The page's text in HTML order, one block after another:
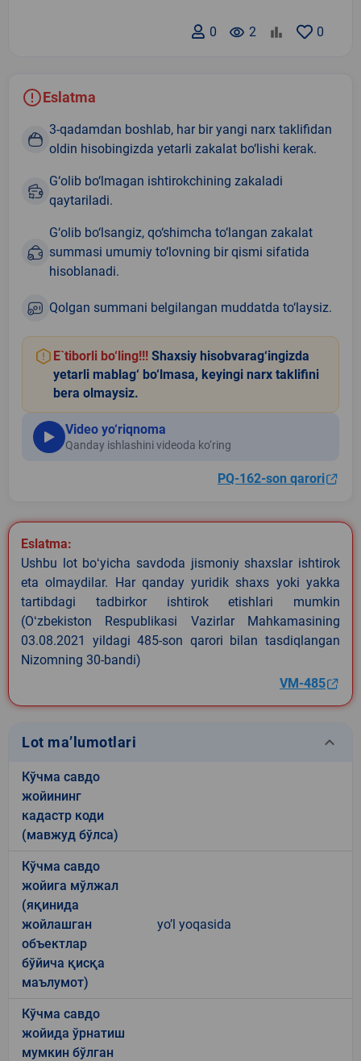
0
remove_red_eye 2
0
Eslatma
3-qadamdan boshlab, har bir yangi narx taklifidan
oldin hisobingizda yetarli zakalat bo‘lishi kerak.
G‘olib bo‘lmagan ishtirokchining zakaladi
qaytariladi.
G‘olib bo‘lsangiz, qo‘shimcha to‘langan zakalat
summasi umumiy to‘lovning bir qismi sifatida
hisoblanadi.
Qolgan summani belgilangan muddatda to‘laysiz.
E`tiborli bo‘ling!!! Shaxsiy hisobvarag‘ingizda
yetarli mablag‘ bo‘lmasa, keyingi narx taklifini
bera olmaysiz.
Video yo‘riqnoma
Qanday ishlashini videoda ko‘ring
PQ-162-son qarori
Eslatma:
Ushbu lot boʻyicha savdoda jismoniy shaxslar ishtirok
eta olmaydilar. Har qanday yuridik shaxs yoki yakka
tartibdagi tadbirkor ishtirok etishlari mumkin
(Oʻzbekiston Respublikasi Vazirlar Mahkamasining
03.08.2021 yildagi 485-son qarori bilan tasdiqlangan
Nizomning 30-bandi)
VM-485
Lot ma’lumotlari keyboard_arrow_down
Кўчма савдо
жойининг
кадастр коди
(мавжуд бўлса)
Кўчма савдо
жойига мўлжал
(яқинида
жойлашган
объектлар
бўйича қисқа
маълумот)
yo’l yoqasida
Кўчма савдо
жойида ўрнатиш
мумкин бўлган